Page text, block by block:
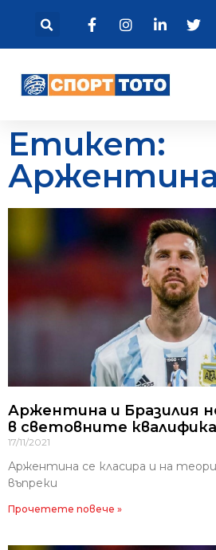
Етикет:
Аржентина
Аржентина и Бразилия
в световните
17/11/2021
Аржентина се класира и на
въпреки
Прочетете повече »